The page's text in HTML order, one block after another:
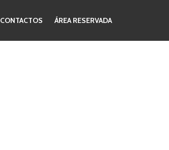
CONTACTOS ÁREA RESERVADA